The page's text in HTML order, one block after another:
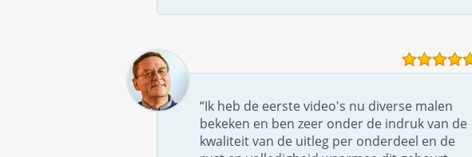
“Ik heb de eerste video's nu diverse malen
bekeken en ben zeer onder de indruk van de
kwaliteit van de uitleg per onderdeel en de